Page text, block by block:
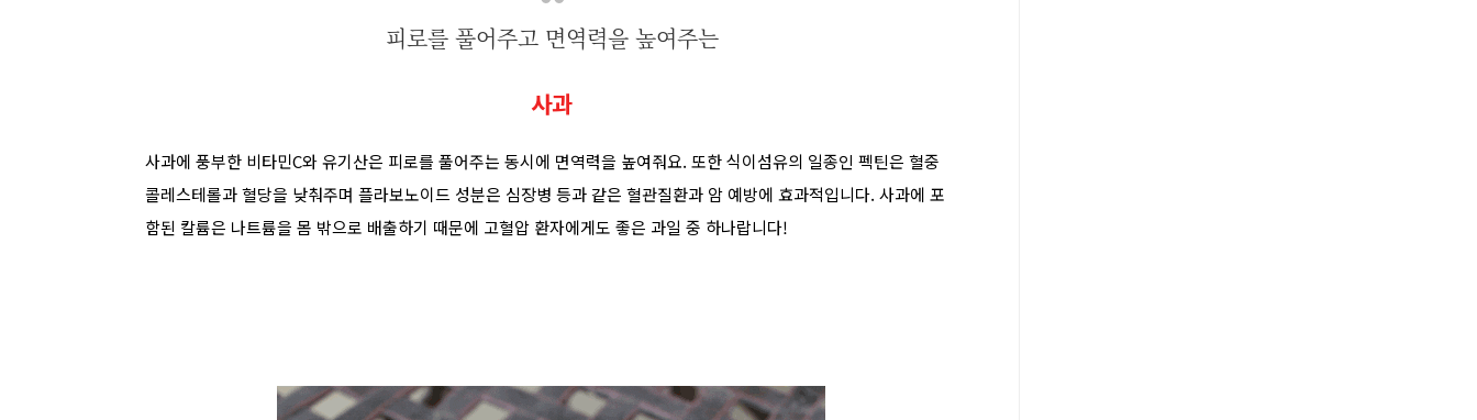
피로를 풀어주고 면역력을 높여주는
사과
사과에 풍부한 비타민C와 유기산은 피로를 풀어주는 동시에 면역력을 높여줘요. 또한 식이섬유의 일종인 펙틴은 혈중
콜레스테롤과 혈당을 낮춰주며 플라보노이드 성분은 심장병 등과 같은 혈관질환과 암 예방에 효과적입니다. 사과에 포
함된 칼륨은 나트륨을 몸 밖으로 배출하기 때문에 고혈압 환자에게도 좋은 과일 중 하나랍니다!